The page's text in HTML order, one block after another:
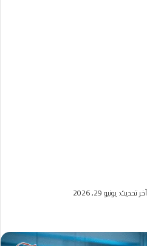
آخر تحديث: يونيو 29, 2026